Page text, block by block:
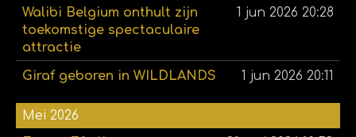
Walibi Belgium onthult zijn
toekomstige spectaculaire
attractie
1 jun 2026 20:28
Giraf geboren in WILDLANDS 1 jun 2026 20:11
Mei 2026